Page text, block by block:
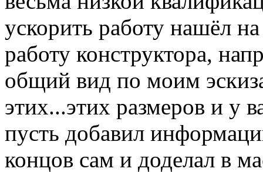
ускорить работу нашёл
работу конструктора,
общий вид по моим
этих...этих размеров и у
пусть добавил
концов сам и доделал в